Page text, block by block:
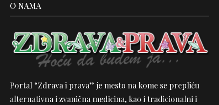
O NAMA
Portal “Zdrava i prava” je mesto na kome se prepliću
alternativna i zvanična medicina, kao i tradicionalni i